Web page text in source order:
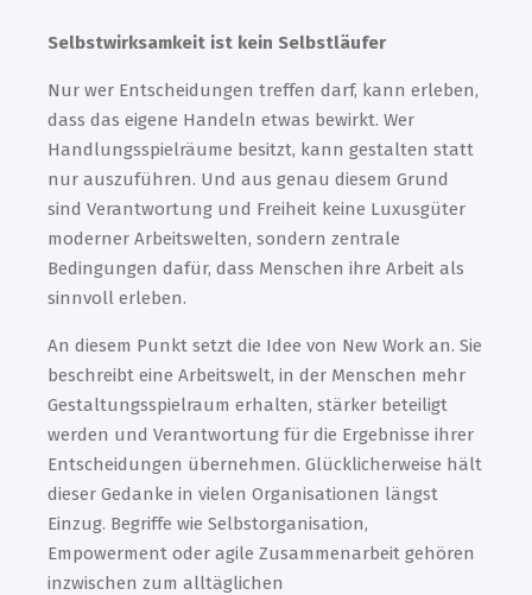
Selbstwirksamkeit ist kein Selbstläufer
Nur wer Entscheidungen treffen darf, kann erleben,
dass das eigene Handeln etwas bewirkt. Wer
Handlungsspielräume besitzt, kann gestalten statt
nur auszuführen. Und aus genau diesem Grund
sind Verantwortung und Freiheit keine Luxusgüter
moderner Arbeitswelten, sondern zentrale
Bedingungen dafür, dass Menschen ihre Arbeit als
sinnvoll erleben.
An diesem Punkt setzt die Idee von New Work an. Sie
beschreibt eine Arbeitswelt, in der Menschen mehr
Gestaltungsspielraum erhalten, stärker beteiligt
werden und Verantwortung für die Ergebnisse ihrer
Entscheidungen übernehmen. Glücklicherweise hält
dieser Gedanke in vielen Organisationen längst
Einzug. Begriffe wie Selbstorganisation,
Empowerment oder agile Zusammenarbeit gehören
inzwischen zum alltäglichen